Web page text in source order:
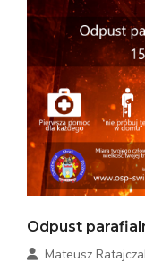
Odpust
Mateusz